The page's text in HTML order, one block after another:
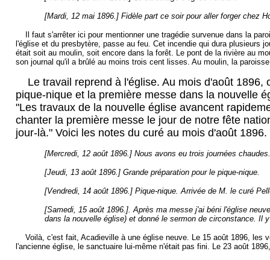
[Mardi, 12 mai 1896.] Fidèle part ce soir pour aller forger chez
Il faut s'arrêter ici pour mentionner une tragédie survenue dans la
l'église et du presbytère, passe au feu. Cet incendie qui dura plusieurs
était soit au moulin, soit encore dans la forêt. Le pont de la rivière au
son journal qu'il a brûlé au moins trois cent lisses. Au moulin, la
Le travail reprend à l'église. Au mois d'août 1896,
pique-nique et la première messe dans la nouvelle
"Les travaux de la nouvelle église avancent
chanter la première messe le jour de notre fête
jour-là." Voici les notes du curé au mois d'août 1896.
[Mercredi, 12 août 1896.] Nous avons eu trois journées
[Jeudi, 13 août 1896.] Grande préparation pour le pique-nique.
[Vendredi, 14 août 1896.] Pique-nique. Arrivée de M. le curé
[Samedi, 15 août 1896.]. Après ma messe j'ai béni l'église
dans la nouvelle église) et donné le sermon de circonstance. Il
Voilà, c'est fait, Acadieville à une église neuve. Le 15 août 1896, les
l'ancienne église, le sanctuaire lui-même n'était pas fini. Le 23 août